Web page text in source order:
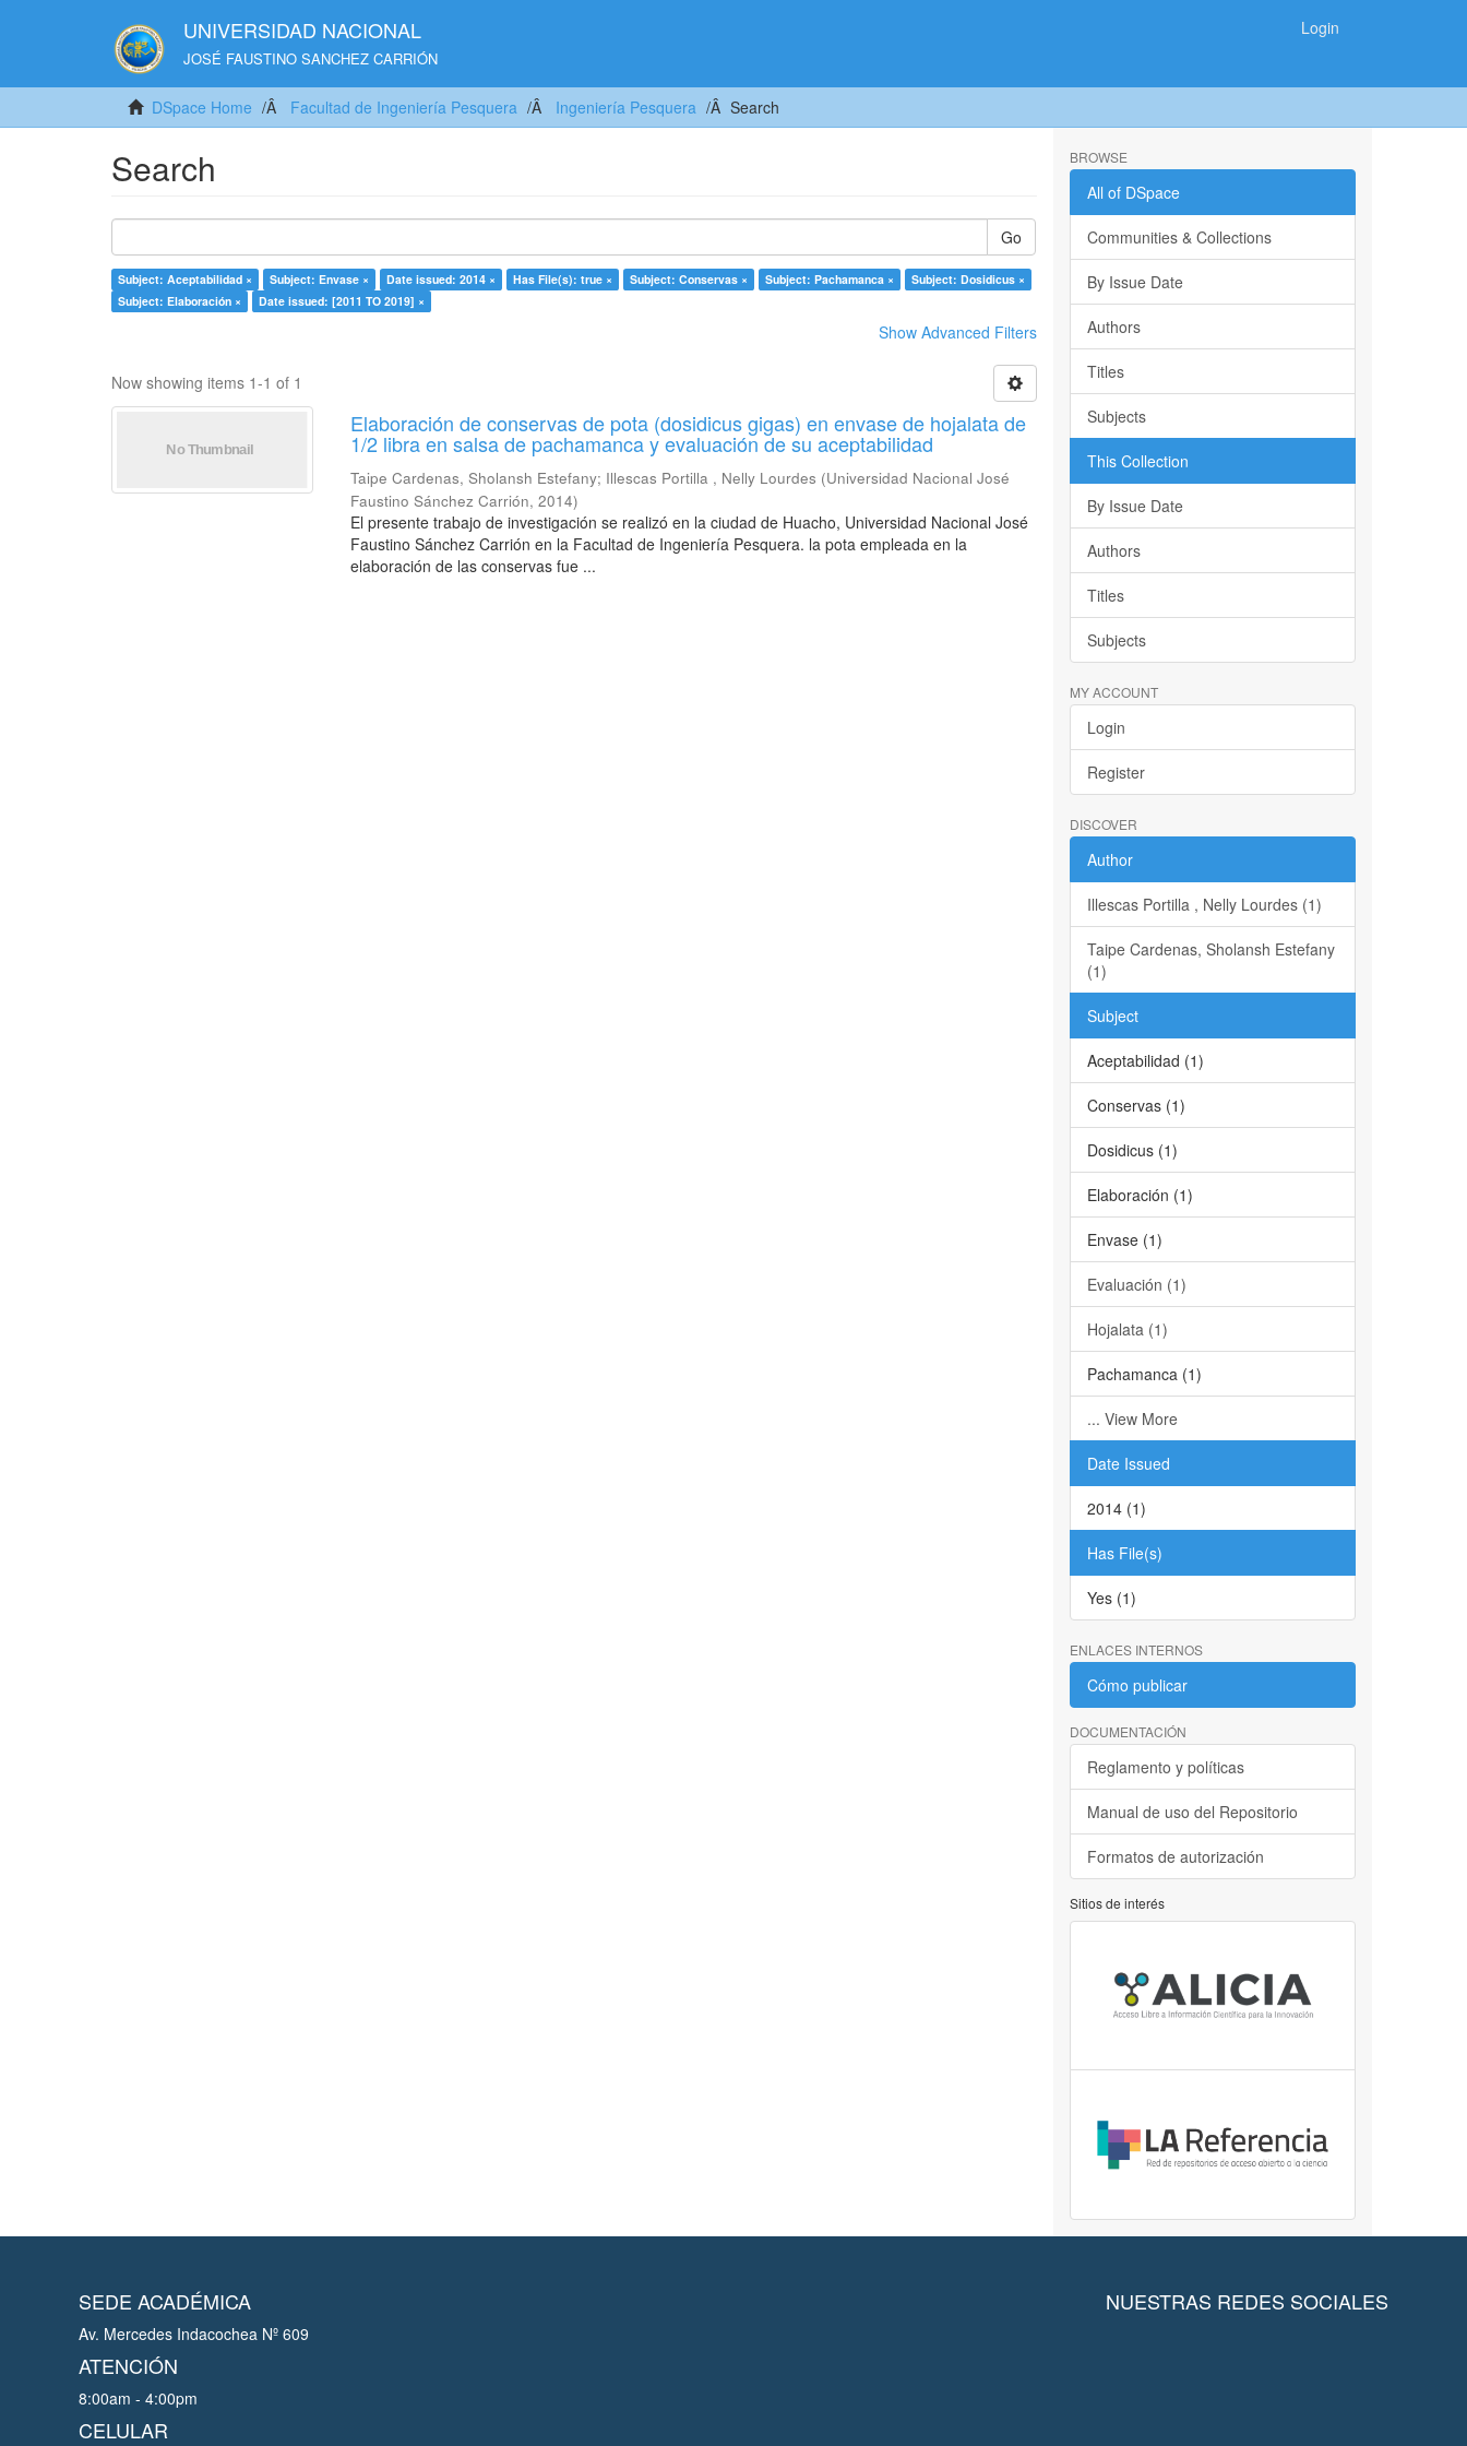
UNIVERSIDAD NACIONAL
JOSÉ FAUSTINO SANCHEZ CARRIÓN
Login
DSpace Home Facultad de Ingeniería Pesquera Ingeniería Pesquera Search
Search
Go
Subject: Aceptabilidad × Subject: Envase × Date issued: 2014 × Has File(s): true × Subject: Conservas × Subject: Pachamanca ×
Subject: Dosidicus ×
Subject: Elaboración ×
Date issued: [2011 TO 2019] ×
Show Advanced Filters
Now showing items 1-1 of 1
Elaboración de conservas de pota (dosidicus gigas) en envase de hojalata de
1/2 libra en salsa de pachamanca y evaluación de su aceptabilidad
Taipe Cardenas, Sholansh Estefany; Illescas Portilla , Nelly Lourdes (Universidad Nacional José
Faustino Sánchez Carrión,2014)
El presente trabajo de investigación se realizó en la ciudad de Huacho, Universidad Nacional José
Faustino Sánchez Carrión en la Facultad de Ingeniería Pesquera. la pota empleada en la
elaboración de las conservas fue ...
BROWSE
All of DSpace
Communities & Collections
By Issue Date
Authors
Titles
Subjects
This Collection
By Issue Date
Authors
Titles
Subjects
MY ACCOUNT
Login
Register
DISCOVER
Author
Illescas Portilla , Nelly Lourdes (1)
Taipe Cardenas, Sholansh Estefany
(1)
Subject
Aceptabilidad (1)
Conservas (1)
Dosidicus (1)
Elaboración (1)
Envase (1)
Evaluación (1)
Hojalata (1)
Pachamanca (1)
... View More
Date Issued
2014 (1)
Has File(s)
Yes (1)
ENLACES INTERNOS
Cómo publicar
DOCUMENTACIÓN
Reglamento y políticas
Manual de uso del Repositorio
Formatos de autorización
Sitios de interés
SEDE ACADÉMICA
Av. Mercedes Indacochea Nº 609
ATENCIÓN
8:00am - 4:00pm
CELULAR
NUESTRAS REDES SOCIALES